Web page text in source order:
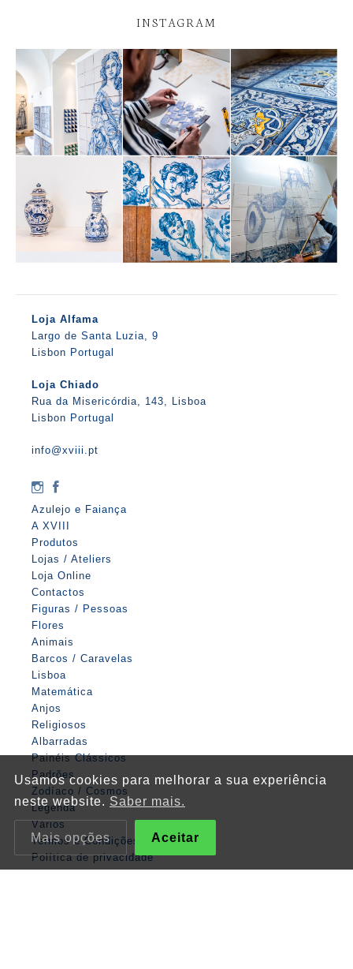
INSTAGRAM
Loja Alfama
Largo de Santa Luzia, 9
Lisbon Portugal
Loja Chiado
Rua da Misericórdia, 143, Lisboa
Lisbon Portugal
info@xviii.pt
Azulejo e Faiança
A XVIII
Produtos
Lojas / Ateliers
Loja Online
Contactos
Figuras / Pessoas
Flores
Animais
Barcos / Caravelas
Lisboa
Matemática
Anjos
Religiosos
Albarradas
Painéis Clássicos
Padrões
Zodíaco / Cosmos
Legenda
Vários
Termos e Condições
Política de privacidade
Usamos cookies para melhorar a sua experiência
neste website. Saber mais.
Mais opções Aceitar